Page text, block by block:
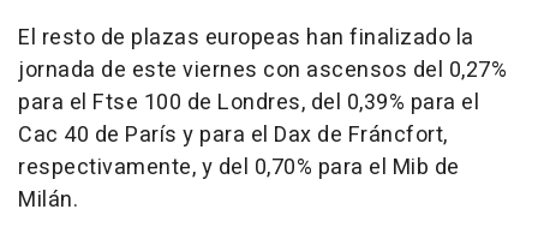
El resto de plazas europeas han finalizado la
jornada de este viernes con ascensos del 0,27%
para el Ftse 100 de Londres, del 0,39% para el
Cac 40 de París y para el Dax de Fráncfort,
respectivamente, y del 0,70% para el Mib de
Milán.